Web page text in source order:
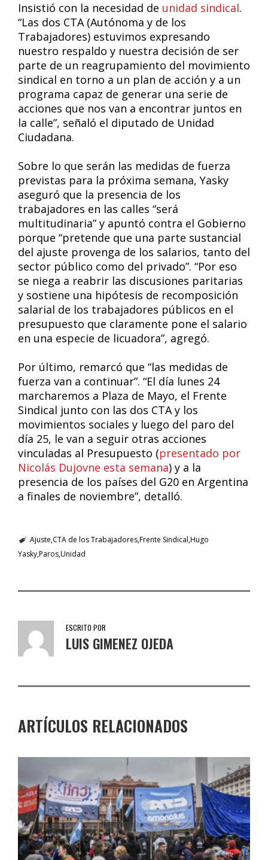
Insistió con la necesidad de unidad sindical.
“Las dos CTA (Autónoma y de los
Trabajadores) estuvimos expresando
nuestro respaldo y nuestra decisión de ser
parte de un reagrupamiento del movimiento
sindical en torno a un plan de acción y a un
programa capaz de generar una serie de
acciones que nos van a encontrar juntos en
la calle”, señaló el diputado de Unidad
Ciudadana.
Sobre lo que serán las medidas de fuerza
previstas para la próxima semana, Yasky
aseguró que la presencia de los
trabajadores en las calles “será
multitudinaria” y apuntó contra el Gobierno
porque “pretende que una parte sustancial
del ajuste provenga de los salarios, tanto del
sector público como del privado”. “Por eso
se niega a reabrir las discusiones paritarias
y sostiene una hipótesis de recomposición
salarial de los trabajadores públicos en el
presupuesto que claramente pone el salario
en una especie de licuadora”, agregó.
Por último, remarcó que “las medidas de
fuerza van a continuar”. “El día lunes 24
marcharemos a Plaza de Mayo, el Frente
Sindical junto con las dos CTA y los
movimientos sociales y luego del paro del
día 25, le van a seguir otras acciones
vinculadas al Presupuesto (presentado por
Nicolás Dujovne esta semana) y a la
presencia de los países del G20 en Argentina
a finales de noviembre”, detalló.
Ajuste CTA de los TrabajadoresFrente Sindical Hugo
YaskyParosUnidad
ESCRITO POR
LUIS GIMENEZ OJEDA
ARTÍCULOS RELACIONADOS